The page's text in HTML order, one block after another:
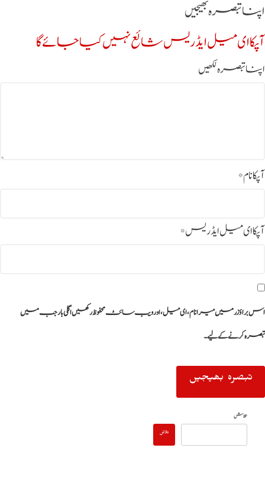
اپنا تبصرہ بھیجیں
آپکا ای میل ایڈریس شائع نہیں کیا جائے گا
اپنا تبصرہ لکھیں
آپکا نام*
آپکا ای میل ایڈریس*
اس براؤزر میں میرا نام، ای میل، اور ویب سائٹ محفوظ رکھیں اگلی بار جب میں
تبصرہ کرنے کےلیے۔
تلاش
تلاش